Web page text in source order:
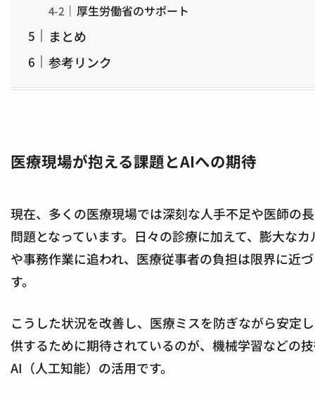
厚生労働省のサポート
まとめ
参考リンク
医療現場が抱える課題とAIへの期待
現在、多くの医療現場では深刻な人手不足や医師の
問題となっています。日々の診療に加えて、膨大な
や事務作業に追われ、医療従事者の負担は限界に近
す。
こうした状況を改善し、医療ミスを防ぎながら安定
供するために期待されているのが、機械学習などの
AI（人工知能）の活用です。